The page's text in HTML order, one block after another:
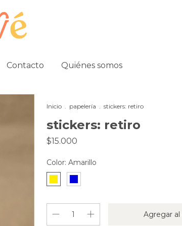
Contacto Quiénes somos
Inicio . papelería . stickers: retiro
stickers: retiro
$15.000
Color: Amarillo